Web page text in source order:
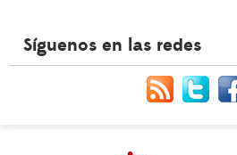
Síguenos en las redes